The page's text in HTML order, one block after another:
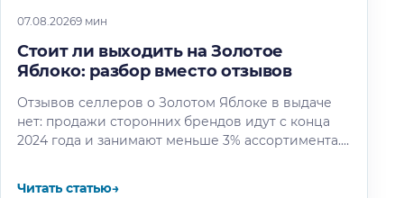
07.08.20269 мин
Стоит ли выходить на Золотое
Яблоко: разбор вместо отзывов
Отзывов селлеров о Золотом Яблоке в выдаче
нет: продажи сторонних брендов идут с конца
2024 года и занимают меньше 3% ассортимента.
Читать статью→